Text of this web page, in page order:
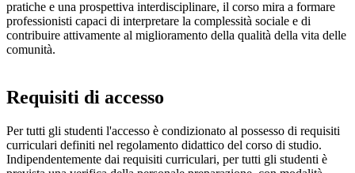
pratiche e una prospettiva interdisciplinare, il corso mira a formare
professionisti capaci di interpretare la complessità sociale e di
contribuire attivamente al miglioramento della qualità della vita delle
comunità.
Requisiti di accesso
Per tutti gli studenti l'accesso è condizionato al possesso di requisiti
curriculari definiti nel regolamento didattico del corso di studio.
Indipendentemente dai requisiti curriculari, per tutti gli studenti è